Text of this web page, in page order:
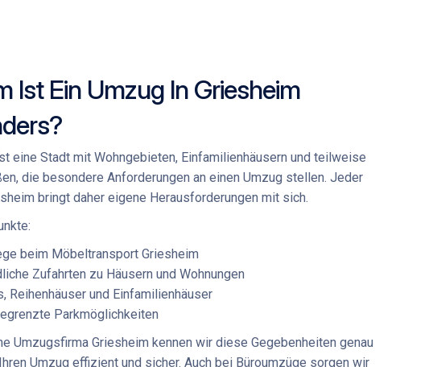
Ist Ein Umzug In Griesheim
eine Stadt mit Wohngebieten, Einfamilienhäusern und teilweise
die besondere Anforderungen an einen Umzug stellen. Jeder
bringt daher eigene Herausforderungen mit sich.
beim Möbeltransport Griesheim
Zufahrten zu Häusern und Wohnungen
Reihenhäuser und Einfamilienhäuser
Parkmöglichkeiten
Umzugsfirma Griesheim kennen wir diese Gegebenheiten genau
Umzug effizient und sicher. Auch bei Büroumzüge sorgen wir